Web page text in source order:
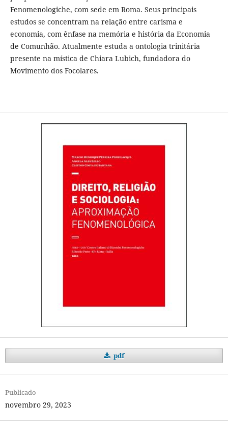
Fenomenologiche, com sede em Roma. Seus principais
estudos se concentram na relação entre carisma e
economia, com ênfase na memória e história da Economia
de Comunhão. Atualmente estuda a ontologia trinitária
presente na mística de Chiara Lubich, fundadora do
Movimento dos Focolares.
pdf
Publicado
novembro 29, 2023